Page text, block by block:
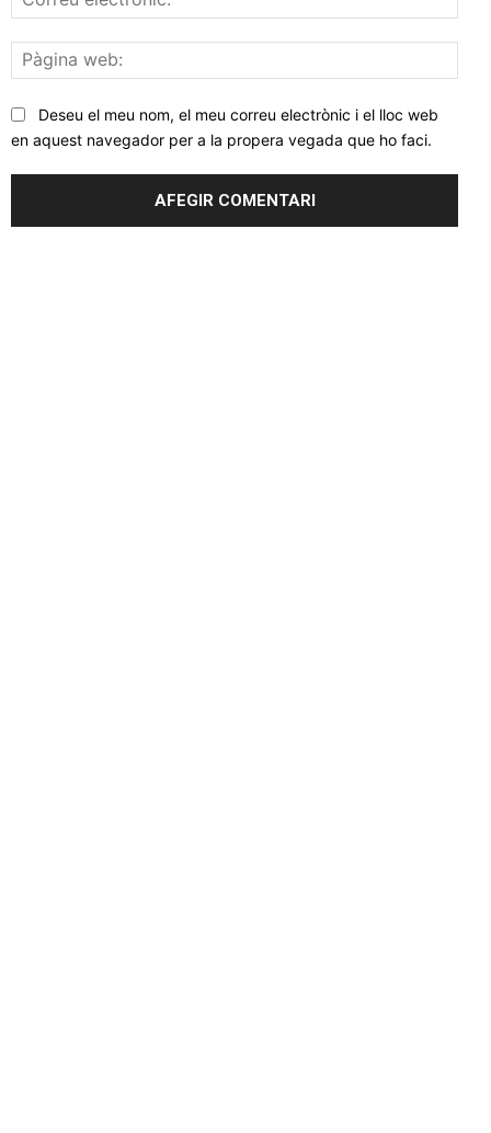
web:
Deseu el meu nom, el meu correu electrònic i el lloc web
en aquest navegador per a la propera vegada que ho faci.